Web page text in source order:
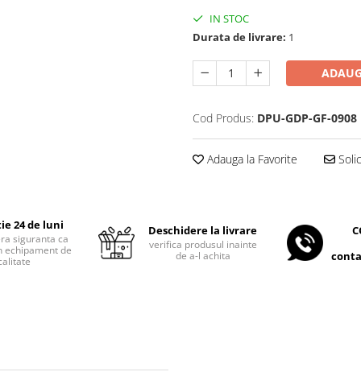
IN STOC
Durata de livrare: 1
Cod Produs: DPU-GDP-GF-0908
Adauga la Favorite
24 de luni
siguranta ca
echipament de
Deschidere la livrare
verifica produsul inainte
de a-l achita